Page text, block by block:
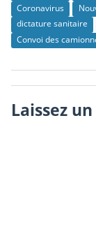
Coronavirus
dictature sanitaire
Convoi des
Laissez